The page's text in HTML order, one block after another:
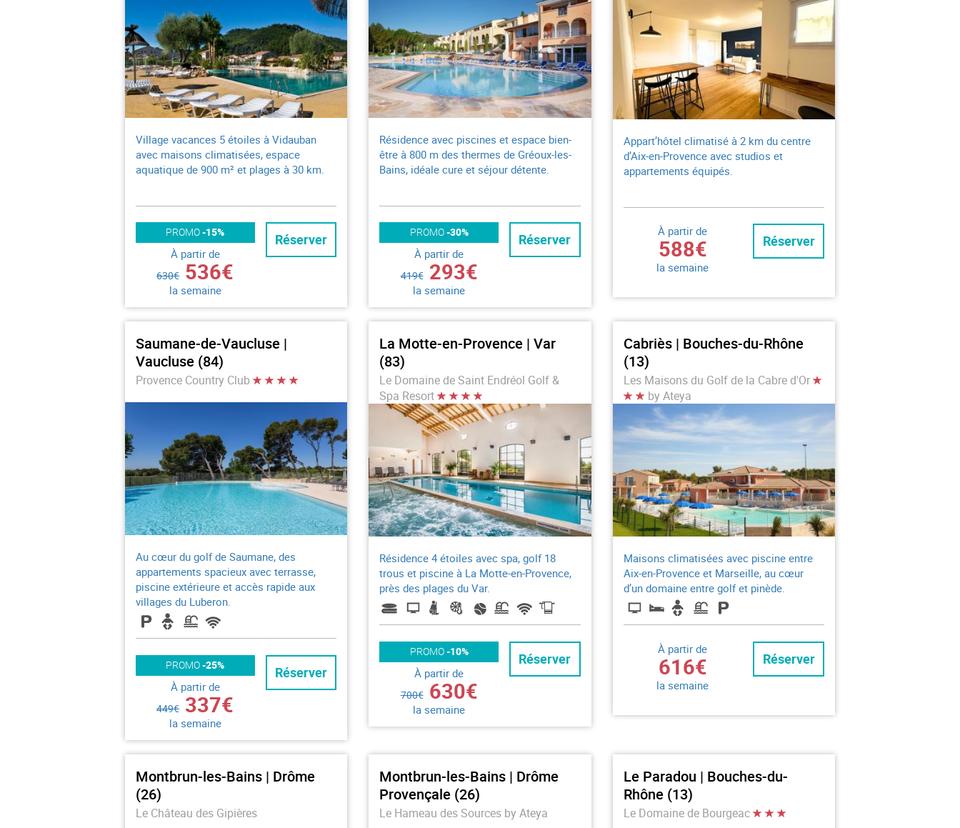
Village vacances 5 étoiles à Vidauban
avec maisons climatisées, espace
aquatique de 900 m² et plages à 30 km.
PROMO-15%
À partir de
630€ 536€
la semaine
Réserver
Résidence avec piscines et espace bien-
être à 800 m des thermes de Gréoux-les-
Bains, idéale cure et séjour détente.
PROMO-30%
À partir de
419€ 293€
la semaine
Réserver
Appart’hôtel climatisé à 2 km du centre
d’Aix-en-Provence avec studios et
appartements équipés.
À partir de
588€
la semaine
Réserver
Saumane-de-Vaucluse |
Vaucluse (84)
Provence Country Club
Au cœur du golf de Saumane, des
appartements spacieux avec terrasse,
piscine extérieure et accès rapide aux
villages du Luberon.
PROMO-25%
À partir de
449€ 337€
la semaine
Réserver
La Motte-en-Provence | Var
(83)
Le Domaine de Saint Endréol Golf &
Spa Resort
Résidence 4 étoiles avec spa, golf 18
trous et piscine à La Motte-en-Provence,
près des plages du Var.
PROMO-10%
À partir de
700€ 630€
la semaine
Réserver
Cabriès | Bouches-du-Rhône
(13)
Les Maisons du Golf de la Cabre d'Or
by Ateya
Maisons climatisées avec piscine entre
Aix-en-Provence et Marseille, au cœur
d’un domaine entre golf et pinède.
À partir de
616€
la semaine
Réserver
Montbrun-les-Bains | Drôme
(26)
Le Château des Gipières
Montbrun-les-Bains | Drôme
Provençale (26)
Le Hameau des Sources by Ateya
Le Paradou | Bouches-du-
Rhône (13)
Le Domaine de Bourgeac